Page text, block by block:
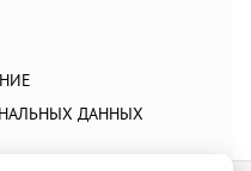
ДАННЫХ